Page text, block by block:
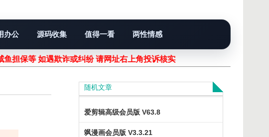
办公 源码收集 值得一看 两性情感
担保等 如遇欺诈或纠纷 请网址右上角投诉核实！
随机文章
爱剪辑高级会员版 V63.8
飒漫画会员版 V3.3.21